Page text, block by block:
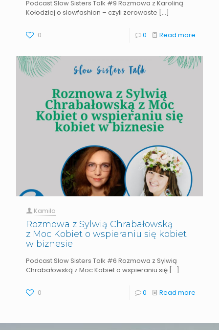
Podcast Slow Sisters Talk #9 Rozmowa z Karoliną
Kołodziej o slowfashion – czyli zerowaste […]
0 0 Read more
Kamila
Rozmowa z Sylwią Chrabałowską
z Moc Kobiet o wspieraniu się kobiet
w biznesie
Podcast Slow Sisters Talk #6 Rozmowa z Sylwią
Chrabałowską z Moc Kobiet o wspieraniu się […]
0 0 Read more